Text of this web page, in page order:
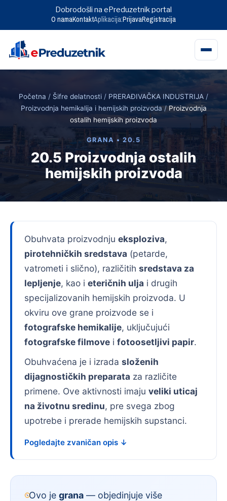
Dobrodošli na ePreduzetnik portal
O namaKontaktAplikacija:PrijavaRegistracija
contentPočetna / Šifre delatnosti / PRERAĐIVAČKA INDUSTRIJA /
Proizvodnja hemikalija i hemijskih proizvoda/Proizvodnja
ostalih hemijskih proizvoda
GRANA • 20.5
20.5 Proizvodnja ostalih
hemijskih proizvoda
Obuhvata proizvodnju eksploziva,
pirotehničkih sredstava (petarde,
vatrometi i slično), različitih sredstava za
lepljenje, kao i eteričnih ulja i drugih
specijalizovanih hemijskih proizvoda. U
okviru ove grane proizvode se i
fotografske hemikalije, uključujući
fotografske filmove i fotoosetljivi papir.
Obuhvaćena je i izrada složenih
dijagnostičkih preparata za različite
primene. Ove aktivnosti imaju veliki uticaj
na životnu sredinu, pre svega zbog
upotrebe i prerade hemijskih supstanci.
Pogledajte zvaničan opis ↓
Ovo jegrana — objedinjuje više